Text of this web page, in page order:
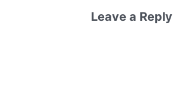
Leave a Reply